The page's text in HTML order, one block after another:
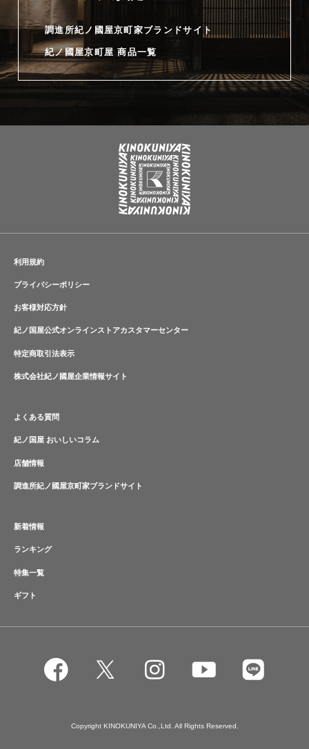
調進所紀ノ國屋京町家ブランドサイト
紀ノ國屋京町屋 商品一覧
利用規約
プライバシーポリシー
お客様対応方針
紀ノ国屋公式オンラインストアカスタマーセンター
特定商取引法表示
株式会社紀ノ國屋企業情報サイト
よくある質問
紀ノ国屋 おいしいコラム
店舗情報
調進所紀ノ國屋京町家ブランドサイト
新着情報
ランキング
特集一覧
ギフト
Copyright KINOKUNIYA Co.,Ltd. All Rights Reserved.